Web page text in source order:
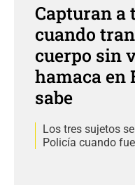
Capturan a
cuando
cuerpo sin
hamaca en
sabe
Los tres sujetos
Policía cuando